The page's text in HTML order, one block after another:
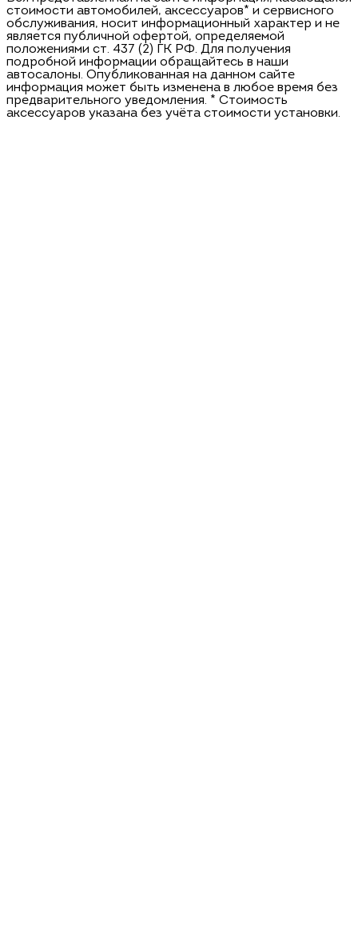
стоимости автомобилей, аксессуаров* и сервисного
обслуживания, носит информационный характер и не
является публичной офертой, определяемой
положениями ст. 437 (2) ГК РФ. Для получения
подробной информации обращайтесь в наши
автосалоны. Опубликованная на данном сайте
информация может быть изменена в любое время без
предварительного уведомления. * Стоимость
аксессуаров указана без учёта стоимости установки.